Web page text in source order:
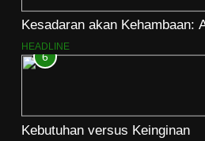
Kesadaran akan Kehambaan:
HEADLINE
6
Kebutuhan versus Keinginan